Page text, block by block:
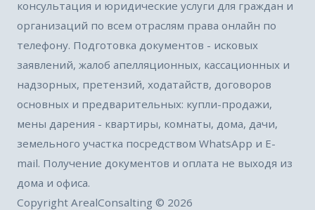
консультация и юридические услуги для граждан и
организаций по всем отраслям права онлайн по
телефону. Подготовка документов - исковых
заявлений, жалоб апелляционных, кассационных и
надзорных, претензий, ходатайств, договоров
основных и предварительных: купли-продажи,
мены дарения - квартиры, комнаты, дома, дачи,
земельного участка посредством WhatsApp и E-
mail. Получение документов и оплата не выходя из
дома и офиса.
Copyright ArealConsalting © 2026